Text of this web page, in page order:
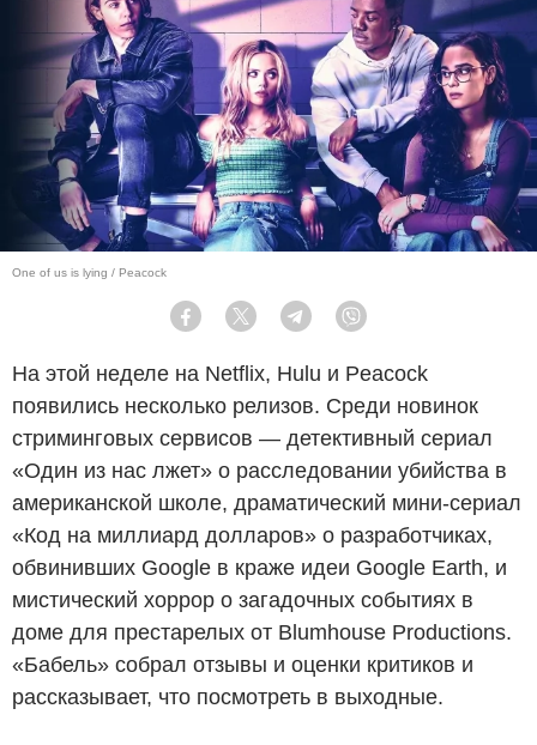
One of us is lying / Peacock
Facebook Twitter Telegram
На этой неделе на Netflix, Hulu и Peacock
появились несколько релизов. Среди новинок
стриминговых сервисов — детективный сериал
«Один из нас лжет» о расследовании убийства в
американской школе, драматический мини-сериал
«Код на миллиард долларов» о разработчиках,
обвинивших Google в краже идеи Google Earth, и
мистический хоррор о загадочных событиях в
доме для престарелых от Blumhouse Productions.
«Бабель» собрал отзывы и оценки критиков и
рассказывает, что посмотреть в выходные.